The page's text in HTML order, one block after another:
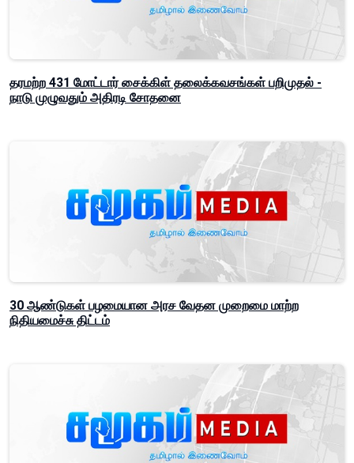
தரமற்ற 431 மோட்டார் சைக்கிள் தலைக்கவசங்கள் பறிமுதல் -
நாடு முழுவதும் அதிரடி சோதனை
30 ஆண்டுகள் பழமையான அரச வேதன முறைமை மாற்ற
நிதியமைச்சு திட்டம்